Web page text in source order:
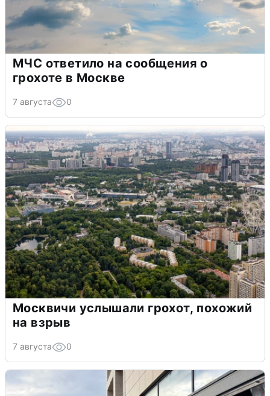
МЧС ответило на сообщения о
грохоте в Москве
7 августа 0
Москвичи услышали грохот, похожий
на взрыв
7 августа 0